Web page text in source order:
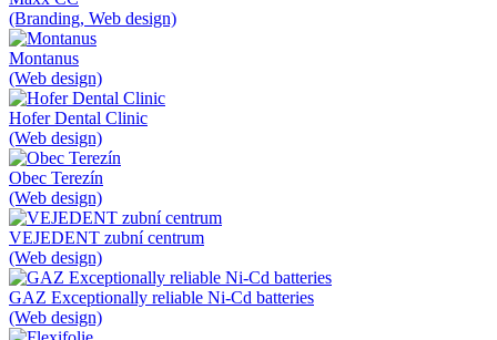
(Branding, Web design)
Montanus
(Web design)
Hofer Dental Clinic
(Web design)
Obec Terezín
(Web design)
VEJEDENT zubní centrum
(Web design)
GAZ Exceptionally reliable Ni-Cd batteries
(Web design)